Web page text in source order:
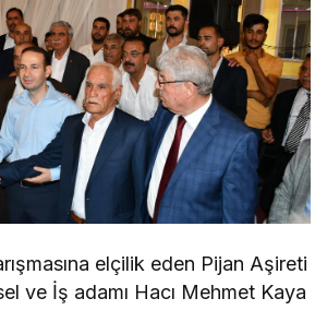
elçilik eden Pijan Aşireti
ve İş adamı Hacı Mehmet Kaya